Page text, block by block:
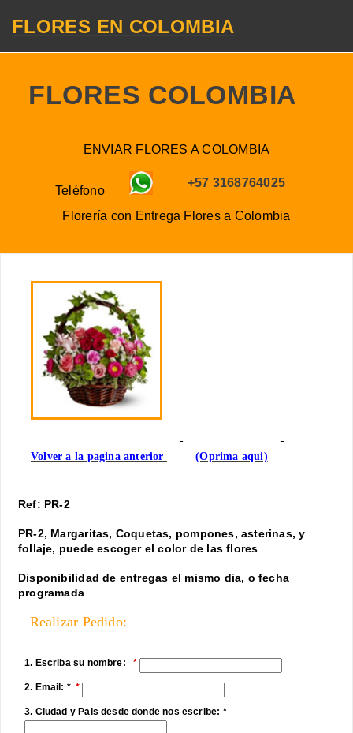
FLORES EN COLOMBIA
FLORES COLOMBIA
ENVIAR FLORES A COLOMBIA
Teléfono
+57 3168764025
Florería con Entrega Flores a Colombia
Volver a la pagina anterior (Oprima aqui)
Ref: PR-2
PR-2, Margaritas, Coquetas, pompones, asterinas, y
follaje, puede escoger el color de las flores
Disponibilidad de entregas el mismo dia, o fecha
programada
Realizar Pedido:
1. Escriba su nombre:
2. Email: *
3. Ciudad y Pais desde donde nos escribe: *